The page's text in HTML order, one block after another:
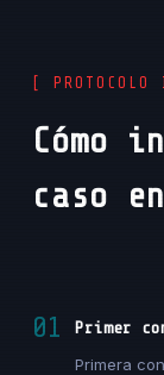
[ PROTOCOLO
Cómo
caso
01
Primer
Primera